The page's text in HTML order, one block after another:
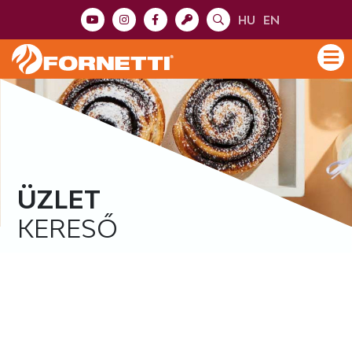
HU EN
ÜZLET
KERESŐ